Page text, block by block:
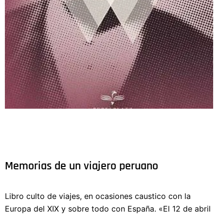
Memorias de un viajero peruano
Libro culto de viajes, en ocasiones caustico con la
Europa del XIX y sobre todo con España. «El 12 de abril